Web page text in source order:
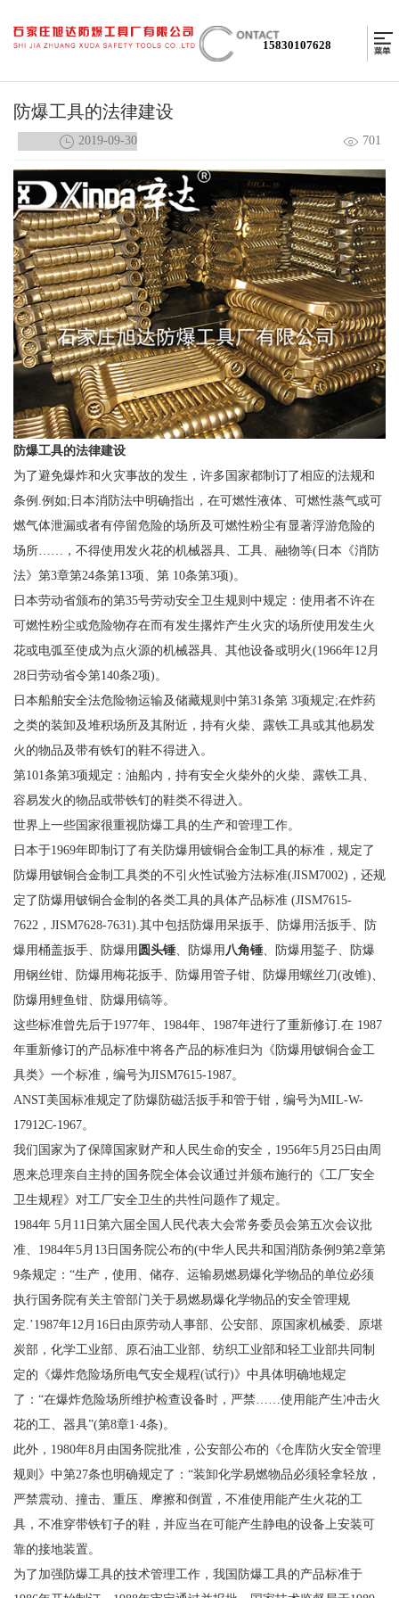
15830107628
防爆工具的法律建设
701
2019-09-30
防爆工具的法律建设
为了避免爆炸和火灾事故的发生，许多国家都制订了相应的法规和
条例.例如;日本消防法中明确指出，在可燃性液体、可燃性蒸气或可
燃气体泄漏或者有停留危险的场所及可燃性粉尘有显著浮游危险的
场所……，不得使用发火花的机械器具、工具、融物等(日本《消防
法》第3章第24条第13项、第 10条第3项)。
日本劳动省颁布的第35号劳动安全卫生规则中规定：使用者不许在
可燃性粉尘或危险物存在而有发生撂炸产生火灾的场所使用发生火
花或电弧至使成为点火源的机械器具、其他设备或明火(1966年12月
28日劳动省令第140条2项)。
日本船舶安全法危险物运输及储藏规则中第31条第 3项规定;在炸药
之类的装卸及堆积场所及其附近，持有火柴、露铁工具或其他易发
火的物品及带有铁钉的鞋不得进入。
第101条第3项规定：油船内，持有安全火柴外的火柴、露铁工具、
容易发火的物品或带铁钉的鞋类不得进入。
世界上一些国家很重视防爆工具的生产和管理工作。
日本于1969年即制订了有关防爆用镀铜合金制工具的标准，规定了
防爆用铍铜合金制工具类的不引火性试验方法标准(JISM7002)，还规
定了防爆用铍铜合金制的各类工具的具体产品标准 (JISM7615-
7622，JISM7628-7631).其中包括防爆用呆扳手、防爆用活扳手、防
爆用桶盖扳手、防爆用 圆头锤 、防爆用 八角锤 、防爆用錾子、防爆
用钢丝钳、防爆用梅花扳手、防爆用管子钳、防爆用螺丝刀(改锥)、
防爆用鲤鱼钳、防爆用镐等。
这些标准曾先后于1977年、1984年、1987年进行了重新修订.在 1987
年重新修订的产品标准中将各产品的标准归为《防爆用铍铜合金工
具类》一个标准，编号为JISM7615-1987。
ANST美国标准规定了防爆防磁活扳手和管于钳，编号为MIL-W-
17912C-1967。
我们国家为了保障国家财产和人民生命的安全，1956年5月25日由周
恩来总理亲自主持的国务院全体会议通过并颁布施行的《工厂安全
卫生规程》对工厂安全卫生的共性问题作了规定。
1984年 5月11日第六届全国人民代表大会常务委员会第五次会议批
准、1984年5月13日国务院公布的(中华人民共和国消防条例9第2章第
9条规定：“生产，使用、储存、运输易燃易爆化学物品的单位必须
执行国务院有关主管部门关于易燃易爆化学物品的安全管理规
定.’1987年12月16日由原劳动人事部、公安部、原国家机械委、原堪
炭部，化学工业部、原石油工业部、纺织工业部和轻工业部共同制
定的《爆炸危险场所电气安全规程(试行)》中具体明确地规定
了：“在爆炸危险场所维护检查设备时，严禁……使用能产生冲击火
花的工、器具”(第8章1·4条)。
此外，1980年8月由国务院批准，公安部公布的《仓库防火安全管理
规则》中第27条也明确规定了：“装卸化学易燃物品必须轻拿轻放，
严禁震动、撞击、重压、摩擦和倒置，不准使用能产生火花的工
具，不准穿带铁钉子的鞋，并应当在可能产生静电的设备上安装可
靠的接地装置。
为了加强防爆工具的技术管理工作，我国防爆工具的产品标准于